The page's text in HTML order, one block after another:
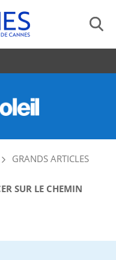
GRANDS ARTICLES
SUR LE CHEMIN